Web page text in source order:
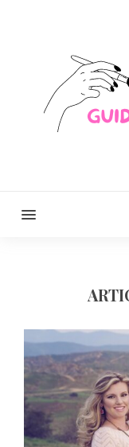
MENU